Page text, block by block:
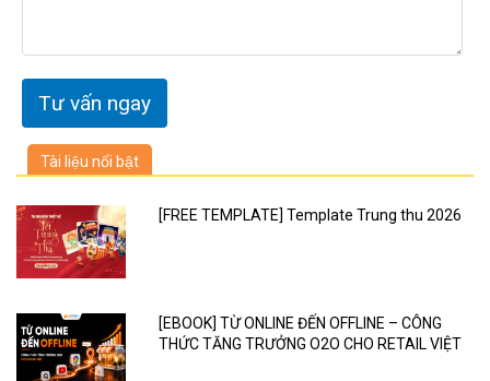
Tài liệu nổi bật
[FREE TEMPLATE] Template Trung thu 2026
[EBOOK] TỪ ONLINE ĐẾN OFFLINE – CÔNG
THỨC TĂNG TRƯỞNG O2O CHO RETAIL VIỆT